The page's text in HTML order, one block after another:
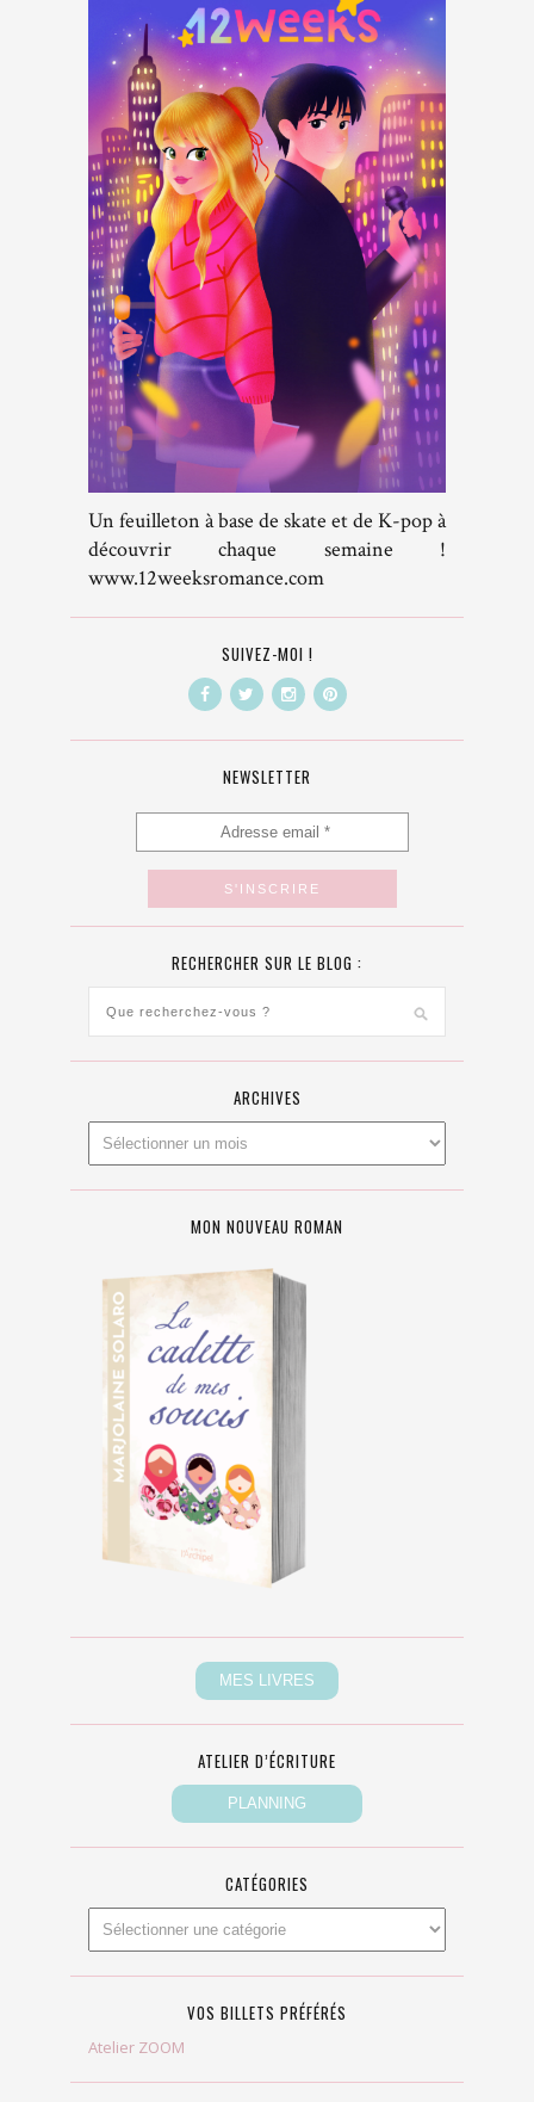
Un feuilleton à base de skate et de K-pop à
découvrir chaque semaine !
www.12weeksromance.com
SUIVEZ-MOI !
NEWSLETTER
RECHERCHER SUR LE BLOG :
ARCHIVES
MON NOUVEAU ROMAN
ATELIER D’ÉCRITURE
CATÉGORIES
VOS BILLETS PRÉFÉRÉS
Atelier ZOOM